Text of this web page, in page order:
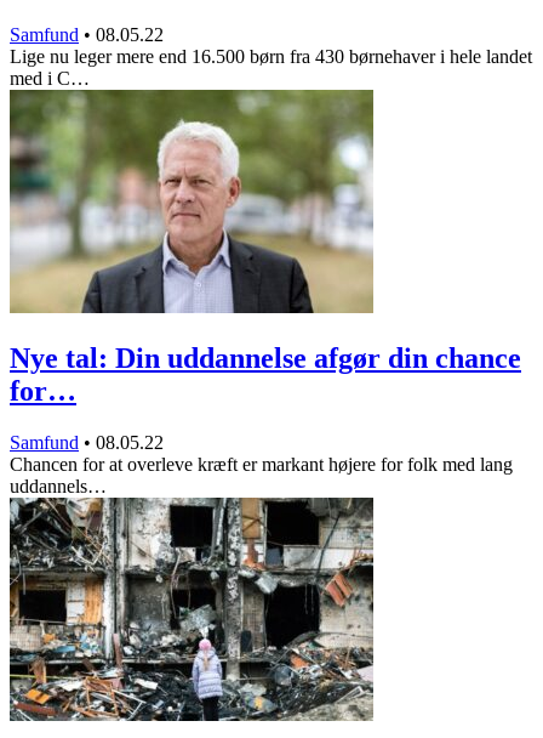
Samfund • 08.05.22
Lige nu leger mere end 16.500 børn fra 430 børnehaver i hele landet
med i C…
Nye tal: Din uddannelse afgør din chance
for…
Samfund • 08.05.22
Chancen for at overleve kræft er markant højere for folk med lang
uddannels…